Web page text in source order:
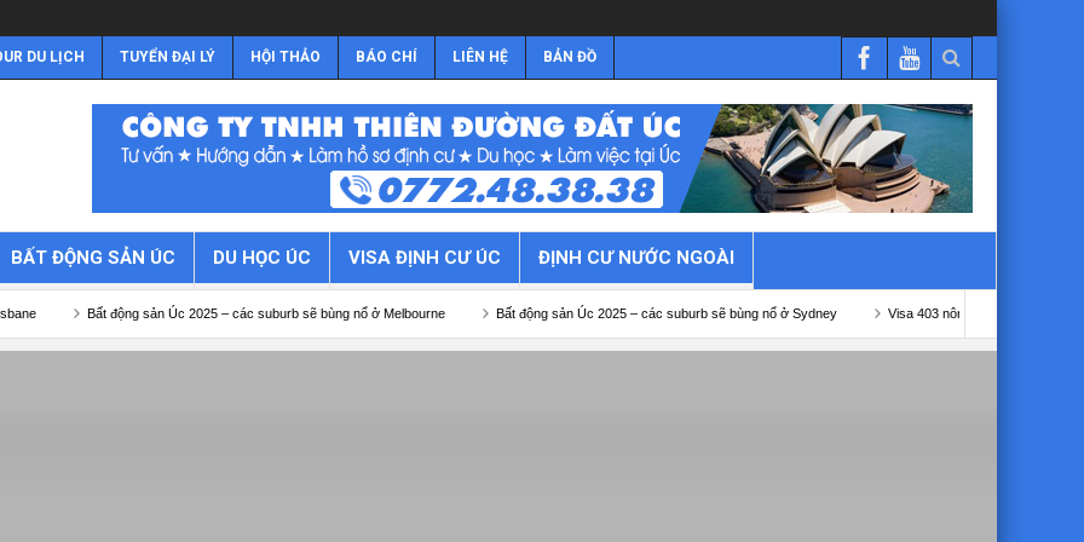
DU LỊCH TUYỂN ĐẠI LÝ HỘI THẢO BÁO CHÍ LIÊN HỆ BẢN ĐỒ
BẤT ĐỘNG SẢN ÚC DU HỌC ÚC VISA ĐỊNH CƯ ÚC ĐỊNH CƯ NƯỚC NGOÀI
Bất động sản Úc 2025 – các suburb sẽ bùng nổ ở Melbourne Bất động sản Úc 2025 – các suburb sẽ bùng nổ ở Sydney Visa 403 nông nghiệp Úc